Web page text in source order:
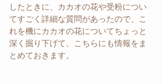
したときに、カカオの花や受粉につい
てすごく詳細な質問があったので、こ
れを機にカカオの花についてちょっと
深く掘り下げて、こちらにも情報をま
とめておきます。